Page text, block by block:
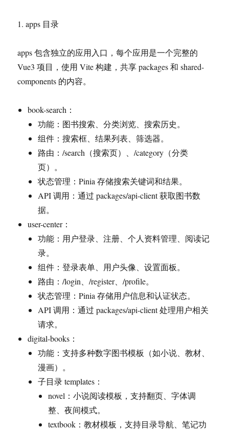
1. apps 目录
apps 包含独立的应用入口，每个应用是一个完整的
Vue3 项目，使用 Vite 构建，共享 packages 和 shared-
components 的内容。
book-search：
功能：图书搜索、分类浏览、搜索历史。
组件：搜索框、结果列表、筛选器。
路由：/search（搜索页）、/category（分类
页）。
状态管理：Pinia 存储搜索关键词和结果。
API 调用：通过 packages/api-client 获取图书数
据。
user-center：
功能：用户登录、注册、个人资料管理、阅读记
录。
组件：登录表单、用户头像、设置面板。
路由：/login、/register、/profile。
状态管理：Pinia 存储用户信息和认证状态。
API 调用：通过 packages/api-client 处理用户相关
请求。
digital-books：
功能：支持多种数字图书模板（如小说、教材、
漫画）。
子目录 templates：
novel：小说阅读模板，支持翻页、字体调
整、夜间模式。
textbook：教材模板，支持目录导航、笔记功